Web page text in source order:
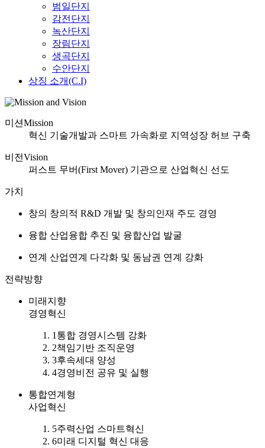
범일단지
감전단지
녹산단지
장림단지
생곡단지
수안단지
상징 소개(C.I)
미션Mission
혁신 기술개발과 스마트 가속화로 지역성장 허브 구축
비전Vision
퍼스트 무버(First Mover) 기관으로 산업혁신 선도
가치
창의 창의적 R&D 개발 및 창의인재 주도 경영
융합 산업융합 추진 및 융합산업 발굴
연계 산업연계 다각화 및 동남권 연계 강화
전략방향
미래지향
경영혁신
1 통합 경영시스템 강화
2책임기반 조직운영
3후속세대 양성
4경영비전 공유 및 실행
통합연계형
사업혁신
5주력산업 스마트혁신
6미래 디지털 혁신 대응